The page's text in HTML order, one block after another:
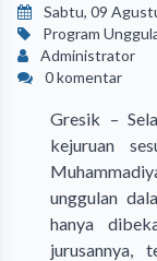
Sabtu, 09
Program
Administrator
0 komentar
Gresik –
kejuruan
unggulan
hanya
jurusannya,